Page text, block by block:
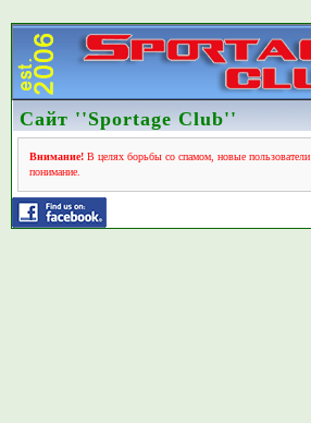
Сайт ''Sportage Club''
Внимание!В целях борьбы со спамом, новые пользователи
понимание.